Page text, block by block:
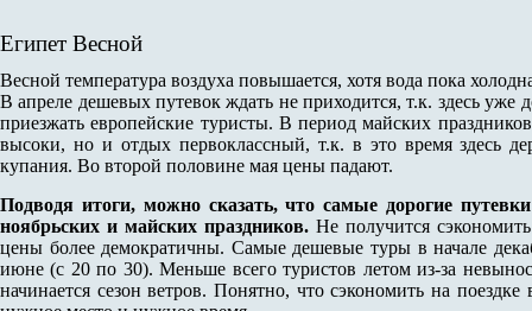
Египет Весной
Весной температура воздуха повышается, хотя вода пока
В апреле дешевых путевок ждать не приходится, т.к. здесь уже
приезжать европейские туристы. В период майских
высоки, но и отдых первоклассный, т.к. в это время здесь
купания. Во второй половине мая цены падают.
Подводя итоги, можно сказать, что самые дорогие
ноябрьских и майских праздников. Не получится
цены более демократичны. Самые дешевые туры в начале
июне (с 20 по 30). Меньше всего туристов летом из-за
начинается сезон ветров. Понятно, что сэкономить на